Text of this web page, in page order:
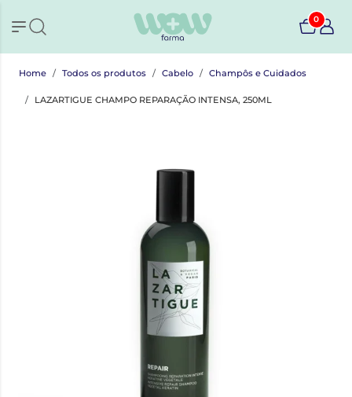
0
Home Todos os produtos Cabelo Champôs e Cuidados
LAZARTIGUE CHAMPO REPARAÇÃO INTENSA, 250ML